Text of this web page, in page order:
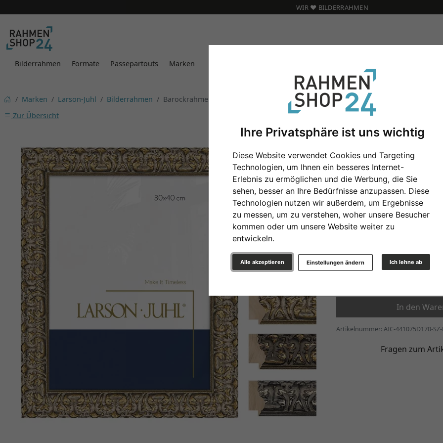
Ihre Privatsphäre ist uns wichtig
Diese Website verwendet Cookies und Targeting
Technologien, um Ihnen ein besseres Internet-
Erlebnis zu ermöglichen und die Werbung, die Sie
sehen, besser an Ihre Bedürfnisse anzupassen. Diese
Technologien nutzen wir außerdem, um Ergebnisse
zu messen, um zu verstehen, woher unsere Besucher
kommen oder um unsere Website weiter zu
entwickeln.
Alle akzeptieren Ich lehne ab
Einstellungen ändern
WIR ❤️ BILDERRAHMEN
Bilderrahmen Formate Passepartouts Marken
Marken Larson-Juhl Bilderrahmen
Barockrahmen PRAGUE SCHMAL 5,2 nach Maß
Zur Übersicht
Zurück
Barockrahmen
Farbe
Glasart
» zur Maßanfertigung
ab105,45 €*
In den
Artikelnummer: AIC-441075D170-SZ-
Fragen zum